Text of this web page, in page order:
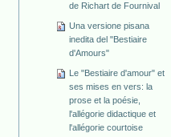
de Richart de Fournival
Una versione pisana
inedita del "Bestiaire
d'Amours"
Le "Bestiaire d'amour" et
ses mises en vers: la
prose et la poésie,
l'allégorie didactique et
l'allégorie courtoise